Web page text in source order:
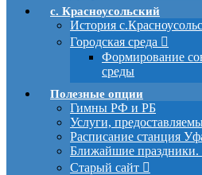
с. Красноусольский
История
Городская среда
Формирование
среды
Полезные опции
Гимны РФ и РБ
Услуги,
Расписание станция
Ближайшие праздники.
Старый сайт